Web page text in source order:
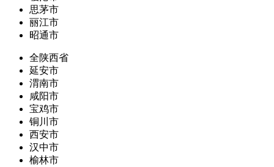
思茅市
丽江市
昭通市
全陕西省
延安市
渭南市
咸阳市
宝鸡市
铜川市
西安市
汉中市
榆林市